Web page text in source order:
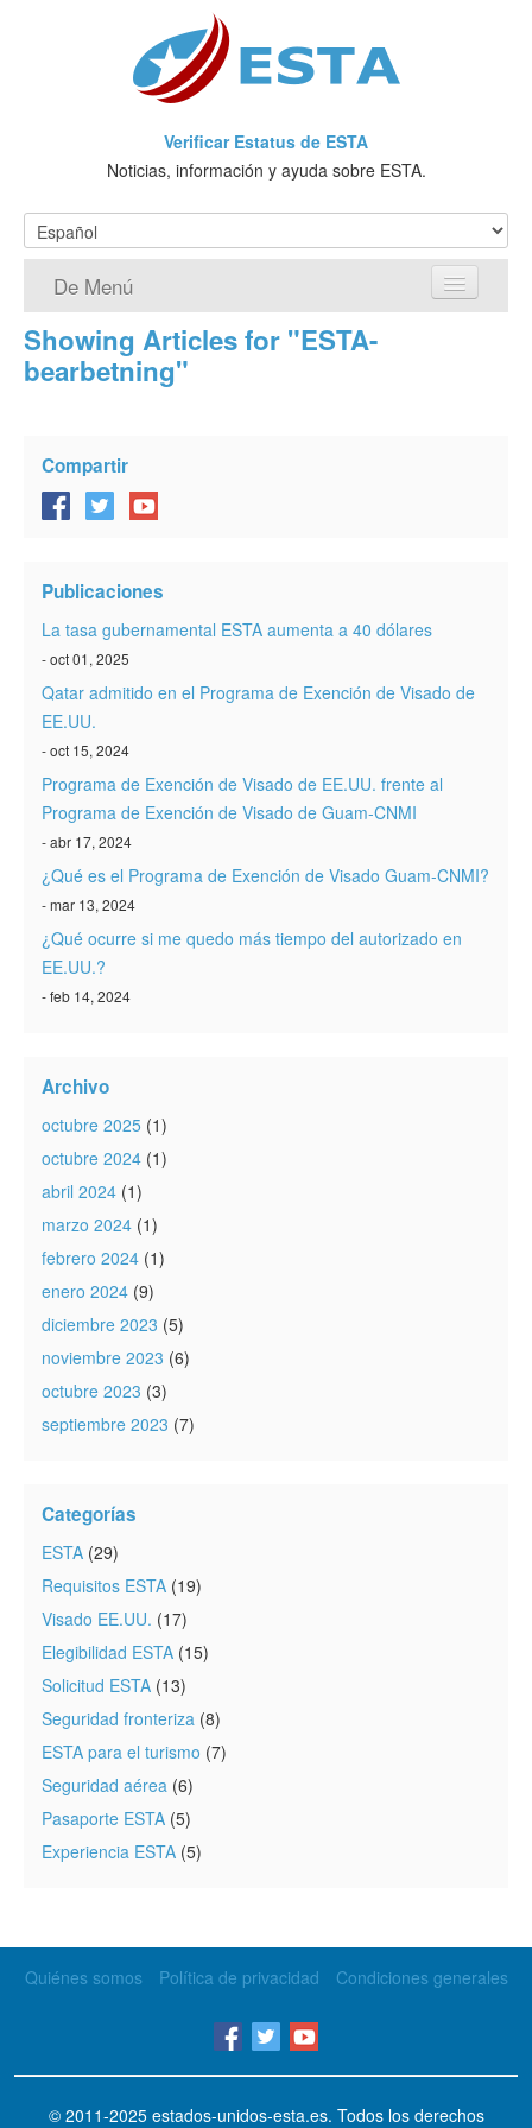
Verificar Estatus de ESTA
Noticias, información y ayuda sobre ESTA.
De Menú
Página de inicio
Solicitud ESTA
VWP
ESTA Información
Contacto
Showing Articles for "ESTA-
bearbetning"
Compartir
Publicaciones
La tasa gubernamental ESTA aumenta a 40 dólares
- oct 01, 2025
Qatar admitido en el Programa de Exención de Visado de
EE.UU.
- oct 15, 2024
Programa de Exención de Visado de EE.UU. frente al
Programa de Exención de Visado de Guam-CNMI
- abr 17, 2024
¿Qué es el Programa de Exención de Visado Guam-CNMI?
- mar 13, 2024
¿Qué ocurre si me quedo más tiempo del autorizado en
EE.UU.?
- feb 14, 2024
Archivo
octubre 2025 (1)
octubre 2024 (1)
abril 2024 (1)
marzo 2024 (1)
febrero 2024 (1)
enero 2024 (9)
diciembre 2023 (5)
noviembre 2023 (6)
octubre 2023 (3)
septiembre 2023 (7)
Categorías
ESTA (29)
Requisitos ESTA (19)
Visado EE.UU. (17)
Elegibilidad ESTA (15)
Solicitud ESTA (13)
Seguridad fronteriza (8)
ESTA para el turismo (7)
Seguridad aérea (6)
Pasaporte ESTA (5)
Experiencia ESTA (5)
Quiénes somos Política de privacidad Condiciones generales
© 2011-2025 estados-unidos-esta.es. Todos los derechos